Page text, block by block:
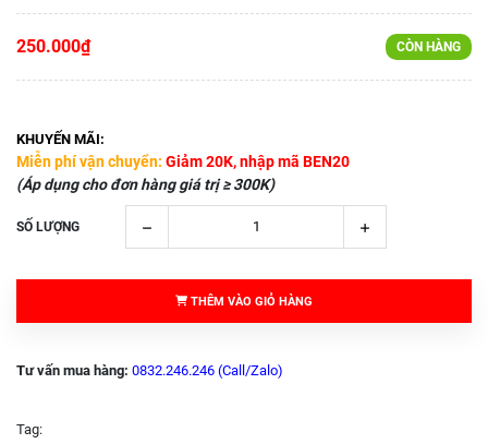
250.000₫ CÒN HÀNG
KHUYẾN MÃI:
Miễn phí vận chuyển: Giảm 20K, nhập mã BEN20
(Áp dụng cho đơn hàng giá trị ≥ 300K)
SỐ LƯỢNG
THÊM VÀO GIỎ HÀNG
Tư vấn mua hàng: 0832.246.246 (Call/Zalo)
Tag: